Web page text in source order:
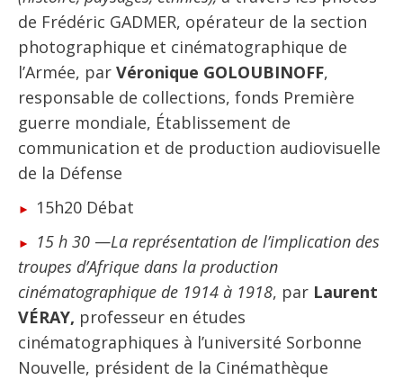
de Frédéric GADMER, opérateur de la section
photographique et cinématographique de
l’Armée, par Véronique GOLOUBINOFF,
responsable de collections, fonds Première
guerre mondiale, Établissement de
communication et de production audiovisuelle
de la Défense
15h20 Débat
15 h 30 —La représentation de l’implication des
troupes d’Afrique dans la production
cinématographique de 1914 à 1918, par Laurent
VÉRAY, professeur en études
cinématographiques à l’université Sorbonne
Nouvelle, président de la Cinémathèque